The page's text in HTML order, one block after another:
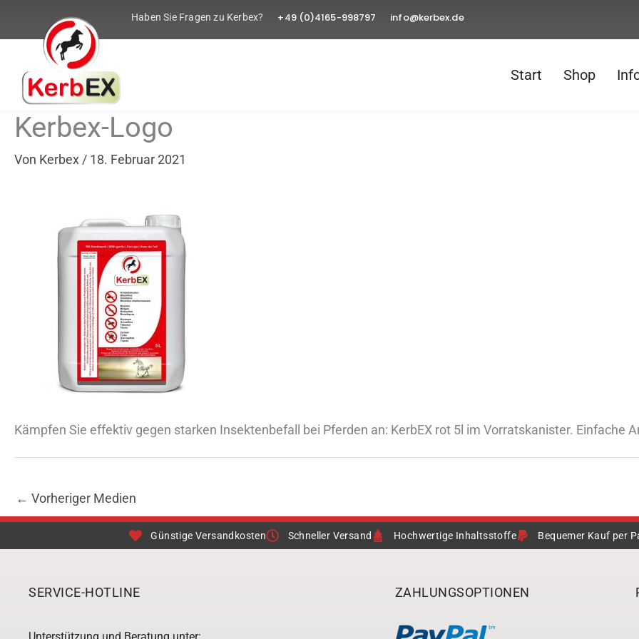
springen
Haben Sie Fragen zu Kerbex? +49 (0)4165-998797 info@kerbex.de
Start Shop
Kerbex-Logo
Von Kerbex / 18. Februar 2021
Kämpfen Sie effektiv gegen starken Insektenbefall bei Pferden an: KerbEX rot 5l im Vorratskanister. Einfache
← Vorheriger Medien
Günstige Versandkosten Schneller Versand Hochwertige Inhaltsstoffe Bequemer Kauf per
SERVICE-HOTLINE ZAHLUNGSOPTIONEN